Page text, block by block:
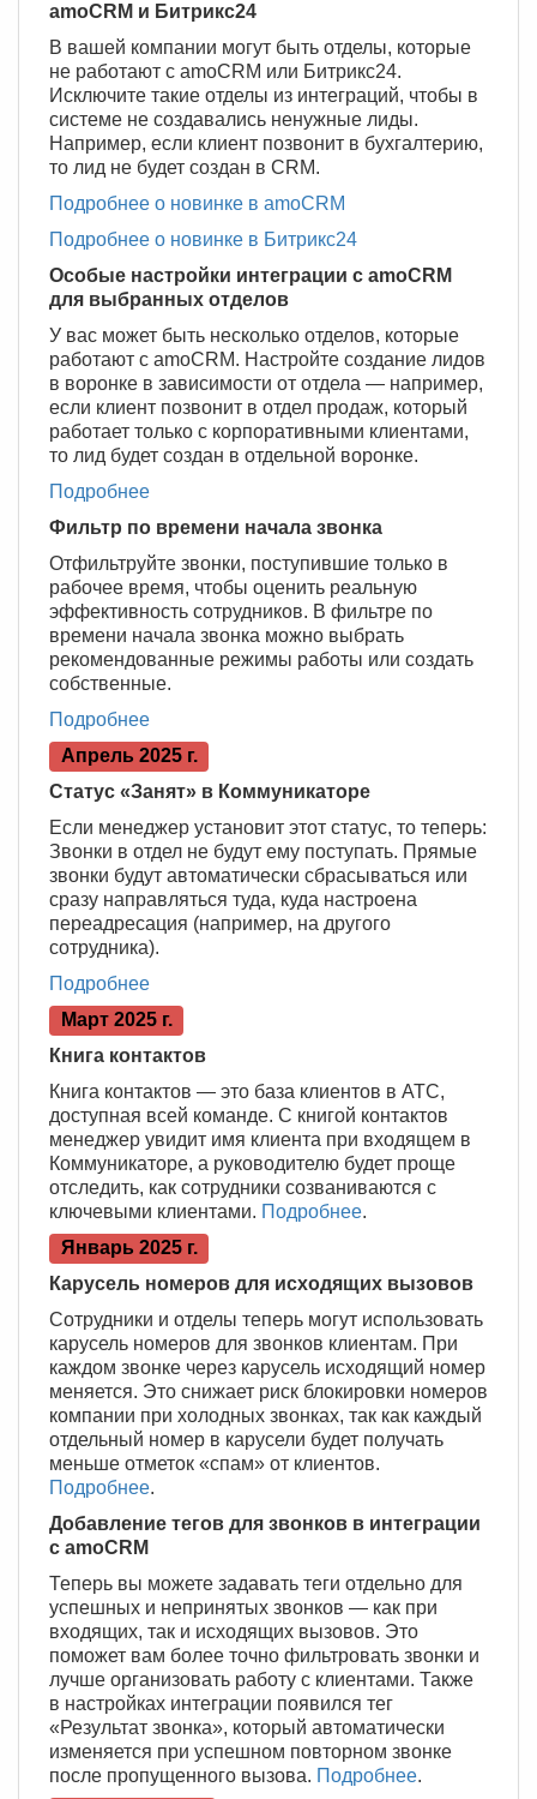
amoCRM и Битрикс24
В вашей компании могут быть отделы, которые
не работают с amoCRM или Битрикс24.
Исключите такие отделы из интеграций, чтобы в
системе не создавались ненужные лиды.
Например, если клиент позвонит в бухгалтерию,
то лид не будет создан в CRM.
Подробнее о новинке в amoCRM
Подробнее о новинке в Битрикс24
Особые настройки интеграции с amoCRM
для выбранных отделов
У вас может быть несколько отделов, которые
работают с amoCRM. Настройте создание лидов
в воронке в зависимости от отдела — например,
если клиент позвонит в отдел продаж, который
работает только с корпоративными клиентами,
то лид будет создан в отдельной воронке.
Подробнее
Фильтр по времени начала звонка
Отфильтруйте звонки, поступившие только в
рабочее время, чтобы оценить реальную
эффективность сотрудников. В фильтре по
времени начала звонка можно выбрать
рекомендованные режимы работы или создать
собственные.
Подробнее
Апрель 2025 г.
Статус «Занят» в Коммуникаторе
Если менеджер установит этот статус, то теперь:
Звонки в отдел не будут ему поступать. Прямые
звонки будут автоматически сбрасываться или
сразу направляться туда, куда настроена
переадресация (например, на другого
сотрудника).
Подробнее
Март 2025 г.
Книга контактов
Книга контактов — это база клиентов в АТС,
доступная всей команде. С книгой контактов
менеджер увидит имя клиента при входящем в
Коммуникаторе, а руководителю будет проще
отследить, как сотрудники созваниваются с
ключевыми клиентами. Подробнее.
Январь 2025 г.
Карусель номеров для исходящих вызовов
Сотрудники и отделы теперь могут использовать
карусель номеров для звонков клиентам. При
каждом звонке через карусель исходящий номер
меняется. Это снижает риск блокировки номеров
компании при холодных звонках, так как каждый
отдельный номер в карусели будет получать
меньше отметок «спам» от клиентов.
Подробнее.
Добавление тегов для звонков в интеграции
с amoCRM
Теперь вы можете задавать теги отдельно для
успешных и непринятых звонков — как при
входящих, так и исходящих вызовов. Это
поможет вам более точно фильтровать звонки и
лучше организовать работу с клиентами. Также
в настройках интеграции появился тег
«Результат звонка», который автоматически
изменяется при успешном повторном звонке
после пропущенного вызова. Подробнее.